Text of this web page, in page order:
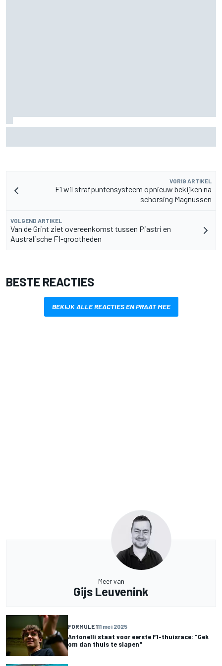
VORIG ARTIKEL
F1 wil strafpuntensysteem opnieuw bekijken na
schorsing Magnussen
VOLGEND ARTIKEL
Van de Grint ziet overeenkomst tussen Piastri en
Australische F1-grootheden
BESTE REACTIES
BEKIJK ALLE REACTIES EN PRAAT MEE
Meer van
Gijs Leuvenink
FORMULE 111 mei 2025
Antonelli staat voor eerste F1-thuisrace: "Gek
om dan thuis te slapen"